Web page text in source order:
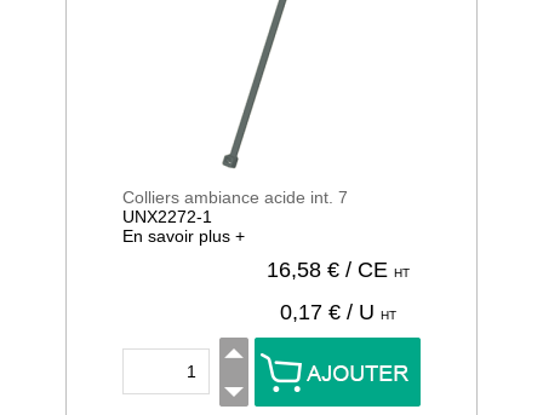
Colliers ambiance acide int. 7
UNX2272-1
En savoir plus +
16,58 € / CE HT
0,17 € / U HT